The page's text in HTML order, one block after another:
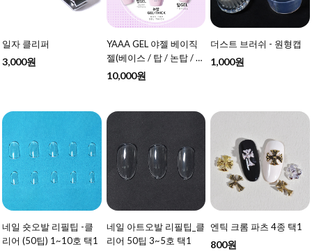
일자 클리퍼
3,000원
YAAA GEL 야젤 베이직
젤(베이스 / 탑 / 논탑 / 매
트탑 / 논탑THICK ) 10ml
10,000원
더스트 브러쉬 - 원형캡
1,000원
네일 숏오발 리필팁 -클
리어 (50팁) 1~10호 택1
네일 아트오발 리필팁_클
리어 50팁 3~5호 택1
엔틱 크롬 파츠 4종 택1
800원